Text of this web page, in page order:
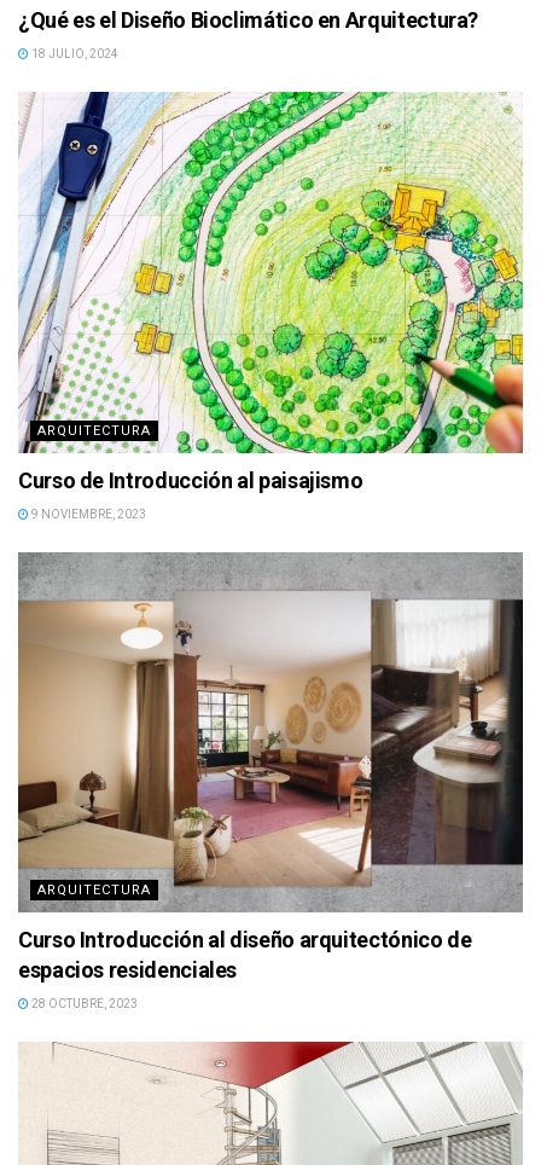
¿Qué es el Diseño Bioclimático en Arquitectura?
18 JULIO, 2024
ARQUITECTURA
Curso de Introducción al paisajismo
9 NOVIEMBRE, 2023
ARQUITECTURA
Curso Introducción al diseño arquitectónico de
espacios residenciales
28 OCTUBRE, 2023